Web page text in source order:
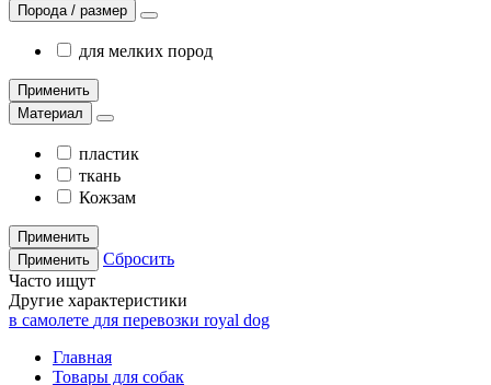
Порода / размер
для мелких пород
Применить
Материал
пластик
ткань
Кожзам
Применить
Применить
Сбросить
Часто ищут
Другие характеристики
в самолете для перевозки royal dog
Главная
Товары для собак